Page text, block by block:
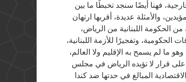
فهنا أيضًا سنجد تخبطًا ما بين
والأمثلة عديدة، أقربها ارتهان
الحكومة اللبنانية من الرياض،
الحكومية، وتفجيرًا للأزمة اللبنانية،
ما لم يسمح به الإقليم ولا العالم،
قرار لا تؤيده الرياض في مجلس
المبالغ في حدتها ضد كندا